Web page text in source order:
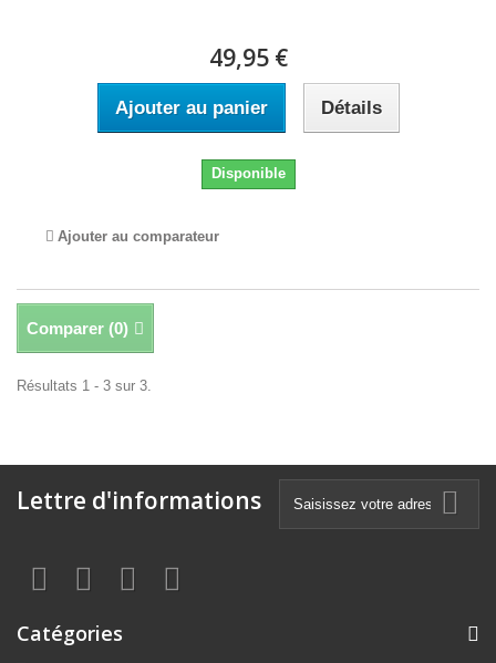
49,95 €
Ajouter au panier Détails
Disponible
Ajouter au comparateur
Comparer (0)
Résultats 1 - 3 sur 3.
Lettre d'informations
Catégories